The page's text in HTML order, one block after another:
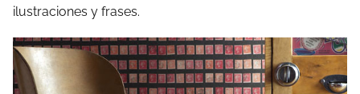
ilustraciones y frases.